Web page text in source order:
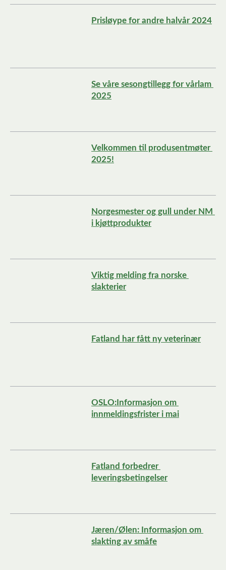
Prisløype for andre halvår 2024
Se våre sesongtillegg for vårlam
2025
Velkommen til produsentmøter
2025!
Norgesmester og gull under NM
i kjøttprodukter
Viktig melding fra norske
slakterier
Fatland har fått ny veterinær
OSLO:Informasjon om
innmeldingsfrister i mai
Fatland forbedrer
leveringsbetingelser
Jæren/Ølen: Informasjon om
slakting av småfe